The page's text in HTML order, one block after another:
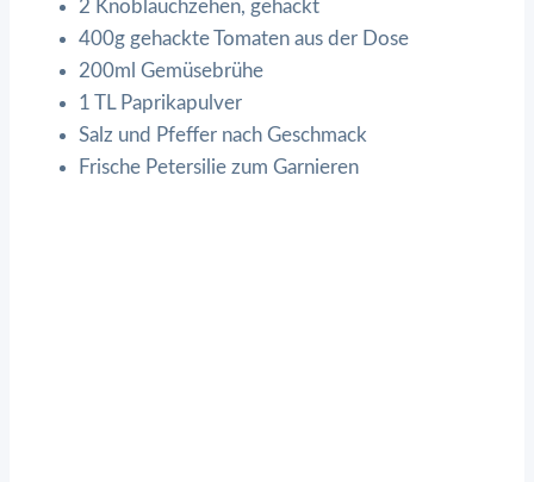
2 Knoblauchzehen, gehackt
400g gehackte Tomaten aus der Dose
200ml Gemüsebrühe
1 TL Paprikapulver
Salz und Pfeffer nach Geschmack
Frische Petersilie zum Garnieren